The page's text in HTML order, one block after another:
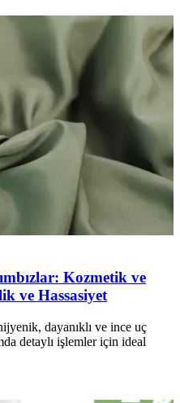
Kozmetik ve
ve Hassasiyet
dayanıklı ve ince uç
detaylı işlemler için ideal